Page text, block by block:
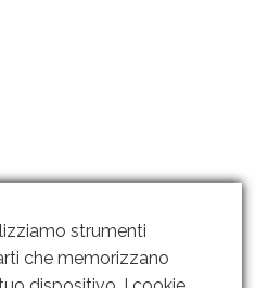
strumenti
che memorizzano